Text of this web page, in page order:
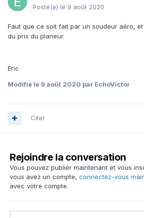
Posté(e) le 9 août 2020
Faut que ce soit fait par un soudeur aéro,
du prix du planeur.
Eric
Modifié le 9 août 2020 par EchoVictor
Citer
Rejoindre la conversation
Vous pouvez publier maintenant et vous
vous avez un compte, connectez-vous
avec votre compte.